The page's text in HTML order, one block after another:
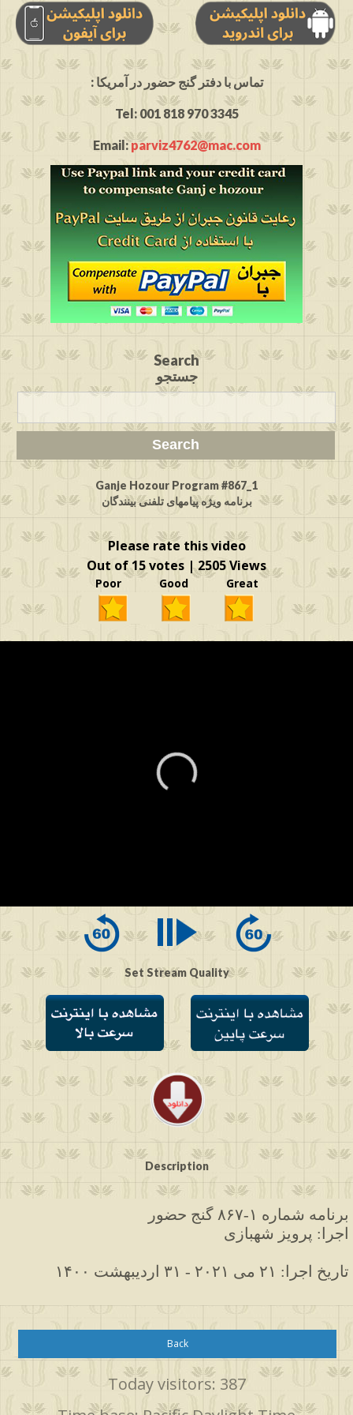
: تماس با دفتر گنج حضور در آمریکا
Tel: 001 818 970 3345
Email:parviz4762@mac.com
Search
جستجو
Ganje Hozour Program #867_1
برنامه ویژه پیامهای تلفنی بینندگان
Please rate this video
Out of 15 votes | 2505 Views
Poor Good Great
of
Set Stream Quality
Description
برنامه شماره ۱-۸۶۷ گنج حضور
اجرا: پرویز شهبازی
۱۴۰۰ تاریخ اجرا: ۲۱ می ۲۰۲۱ - ۳۱ اردیبهشت
Back
Today visitors: 387